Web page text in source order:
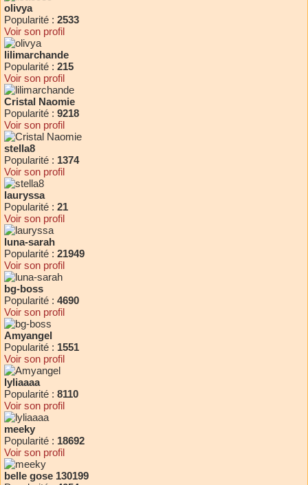
olivya
Popularité : 2533
Voir son profil
lilimarchande
Popularité : 215
Voir son profil
Cristal Naomie
Popularité : 9218
Voir son profil
stella8
Popularité : 1374
Voir son profil
lauryssa
Popularité : 21
Voir son profil
luna-sarah
Popularité : 21949
Voir son profil
bg-boss
Popularité : 4690
Voir son profil
Amyangel
Popularité : 1551
Voir son profil
lyliaaaa
Popularité : 8110
Voir son profil
meeky
Popularité : 18692
Voir son profil
belle gose 130199